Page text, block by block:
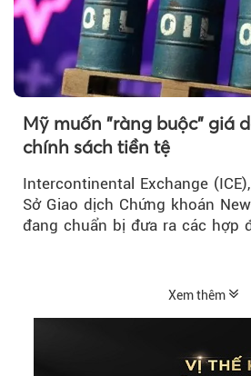
Mỹ muốn "ràng buộc" giá
chính sách tiền tệ
Intercontinental Exchange
Sở Giao dịch Chứng khoán
đang chuẩn bị đưa ra các hợp
Xem thêm